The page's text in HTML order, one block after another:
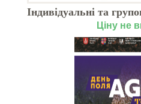
Індивідуальні та
Ціну не